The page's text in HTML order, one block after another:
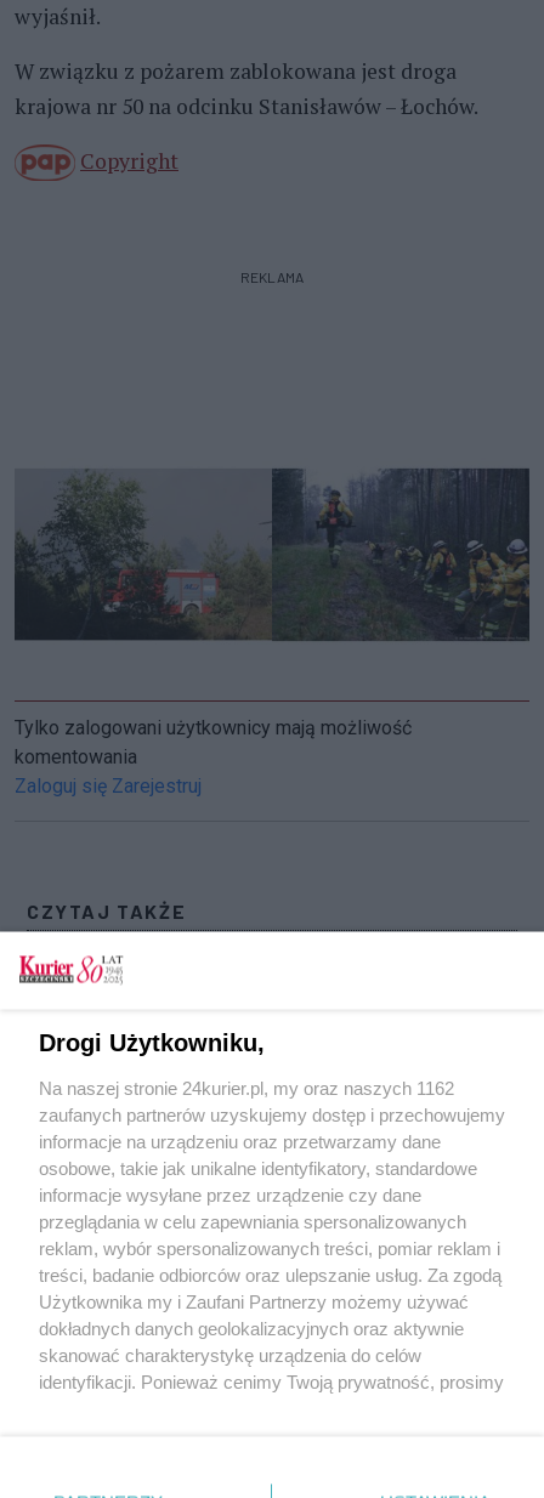
wyjaśnił.
W związku z pożarem zablokowana jest droga
krajowa nr 50 na odcinku Stanisławów – Łochów.
Copyright
REKLAMA
Tylko zalogowani użytkownicy mają możliwość
komentowania
Zaloguj się Zarejestruj
CZYTAJ TAKŻE
Pożar lasu na Lubelszczyźnie. W trakcie akcji
zginął pilot samolotu gaśniczego
Płoną lasy w regionie. Strażacy, leśnicy i
samoloty w akcji
Samoloty, strażacy i leśnicy ratowali las przed
pożarem
POGODA
14℃
Zobacz prognozę na 3 dni
Drogi Użytkowniku,
Na naszej stronie 24kurier.pl, my oraz naszych 1162
zaufanych partnerów uzyskujemy dostęp i przechowujemy
informacje na urządzeniu oraz przetwarzamy dane
osobowe, takie jak unikalne identyfikatory, standardowe
informacje wysyłane przez urządzenie czy dane
przeglądania w celu zapewniania spersonalizowanych
reklam, wybór spersonalizowanych treści, pomiar reklam i
treści, badanie odbiorców oraz ulepszanie usług. Za zgodą
Użytkownika my i Zaufani Partnerzy możemy używać
dokładnych danych geolokalizacyjnych oraz aktywnie
skanować charakterystykę urządzenia do celów
identyfikacji. Ponieważ cenimy Twoją prywatność, prosimy
prywatności znajdujący się w lewym dolnym rogu strony